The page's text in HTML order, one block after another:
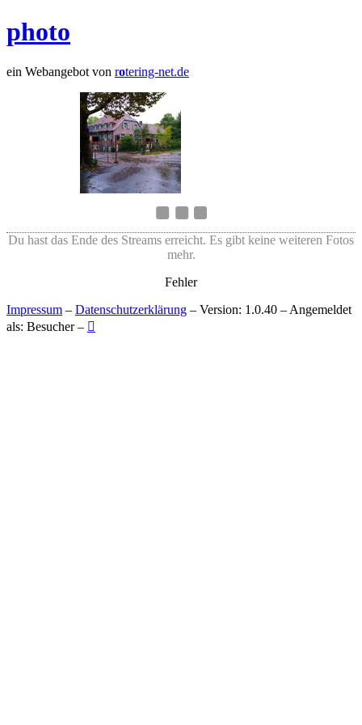
photo
ein Webangebot von rotering-net.de
Du hast das Ende des Streams erreicht. Es gibt keine weiteren Fotos
mehr.
Fehler
Impressum – Datenschutzerklärung – Version: 1.0.40 – Angemeldet
als: Besucher – 